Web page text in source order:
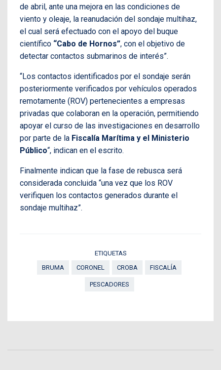
de abril, ante una mejora en las condiciones de
viento y oleaje, la reanudación del sondaje multihaz,
el cual será efectuado con el apoyo del buque
científico “Cabo de Hornos”, con el objetivo de
detectar contactos submarinos de interés”.
“Los contactos identificados por el sondaje serán
posteriormente verificados por vehículos operados
remotamente (ROV) pertenecientes a empresas
privadas que colaboran en la operación, permitiendo
apoyar el curso de las investigaciones en desarrollo
por parte de la Fiscalía Marítima y el Ministerio
Público“, indican en el escrito.
Finalmente indican que la fase de rebusca será
considerada concluida “una vez que los ROV
verifiquen los contactos generados durante el
sondaje multihaz”.
ETIQUETAS
BRUMA
CORONEL CROBA FISCALÍA
PESCADORES